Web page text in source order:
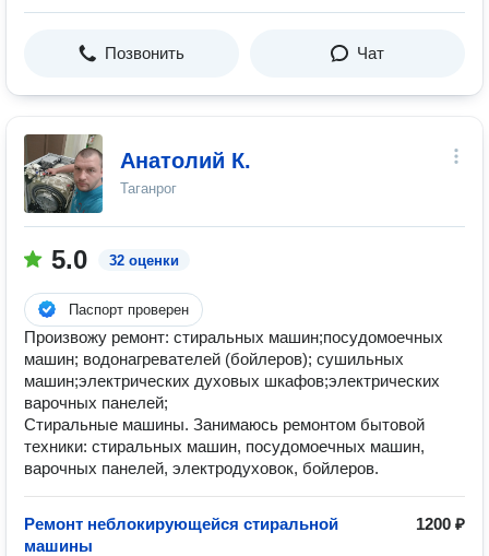
Позвонить Чат
Анатолий К.
Таганрог
5.0 32 оценки
Паспорт проверен
Произвожу ремонт: стиральных машин;посудомоечных
машин; водонагревателей (бойлеров); сушильных
машин;электрических духовых шкафов;электрических
варочных панелей;
Стиральные машины. Занимаюсь ремонтом бытовой
техники: стиральных машин, посудомоечных машин,
варочных панелей, электродуховок, бойлеров.
Ремонт неблокирующейся стиральной
машины
1200 ₽